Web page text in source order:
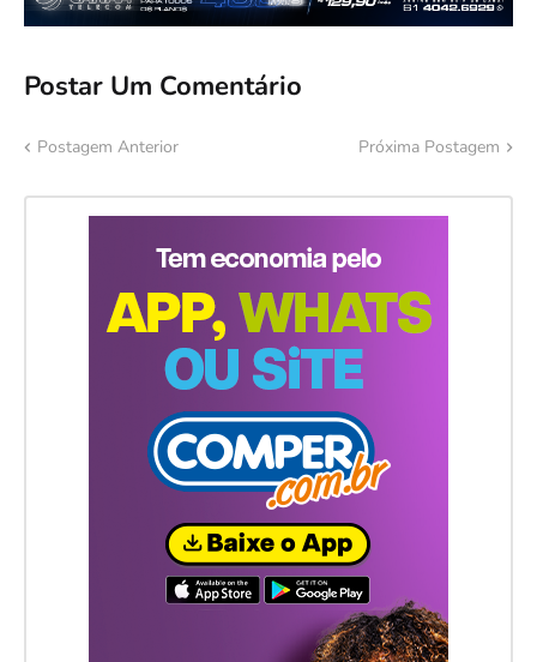
Postar Um Comentário
Postagem Anterior Próxima Postagem